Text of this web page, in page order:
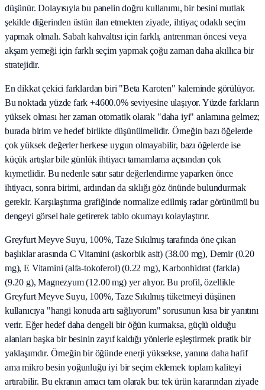
düşünür. Dolayısıyla bu panelin doğru kullanımı, bir besini mutlak
şekilde diğerinden üstün ilan etmekten ziyade, ihtiyaç odaklı seçim
yapmak olmalı. Sabah kahvaltısı için farklı, antrenman öncesi veya
akşam yemeği için farklı seçim yapmak çoğu zaman daha akıllıca bir
stratejidir.
En dikkat çekici farklardan biri "Beta Karoten" kaleminde görülüyor.
Bu noktada yüzde fark +4600.0% seviyesine ulaşıyor. Yüzde farkların
yüksek olması her zaman otomatik olarak "daha iyi" anlamına gelmez;
burada birim ve hedef birlikte düşünülmelidir. Örneğin bazı öğelerde
çok yüksek değerler herkese uygun olmayabilir, bazı öğelerde ise
küçük artışlar bile günlük ihtiyacı tamamlama açısından çok
kıymetlidir. Bu nedenle satır satır değerlendirme yaparken önce
ihtiyacı, sonra birimi, ardından da sıklığı göz önünde bulundurmak
gerekir. Karşılaştırma grafiğinde normalize edilmiş radar görünümü bu
dengeyi görsel hale getirerek tablo okumayı kolaylaştırır.
Greyfurt Meyve Suyu, 100%, Taze Sıkılmış tarafında öne çıkan
başlıklar arasında C Vitamini (askorbik asit) (38.00 mg), Demir (0.20
mg), E Vitamini (alfa-tokoferol) (0.22 mg), Karbonhidrat (farkla)
(9.20 g), Magnezyum (12.00 mg) yer alıyor. Bu profil, özellikle
Greyfurt Meyve Suyu, 100%, Taze Sıkılmış tüketmeyi düşünen
kullanıcıya "hangi konuda artı sağlıyorum" sorusunun kısa bir yanıtını
verir. Eğer hedef daha dengeli bir öğün kurmaksa, güçlü olduğu
alanları başka bir besinin zayıf kaldığı yönlerle eşleştirmek pratik bir
yaklaşımdır. Örneğin bir öğünde enerji yüksekse, yanına daha hafif
ama mikro besin yoğunluğu iyi bir seçim eklemek toplam kaliteyi
artırabilir. Bu ekranın amacı tam olarak bu: tek ürün kararından ziyade